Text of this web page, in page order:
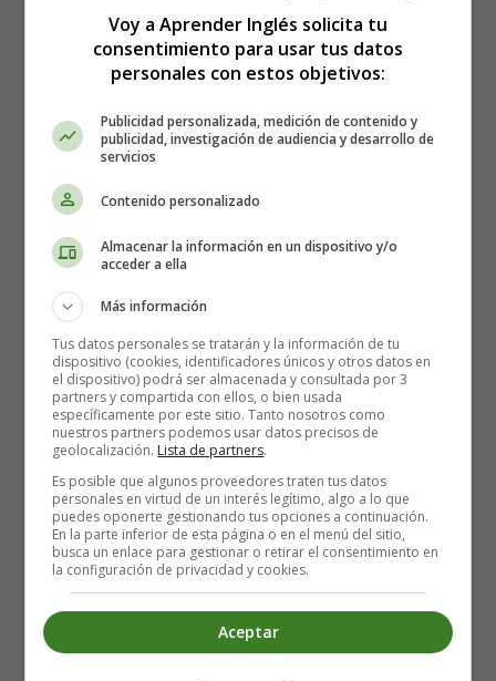
Boy and Father - Carl Sandburg - Father’s
Day poems
Voy a Aprender Inglés solicita tu
consentimiento para usar tus datos
personales con estos objetivos:
Publicidad personalizada, medición de contenido y
publicidad, investigación de audiencia y desarrollo de
servicios
Contenido personalizado
Almacenar la información en un dispositivo y/o
acceder a ella
Más información
Tus datos personales se tratarán y la información de tu
dispositivo (cookies, identificadores únicos y otros datos en
el dispositivo) podrá ser almacenada y consultada por 3
partners y compartida con ellos, o bien usada
específicamente por este sitio. Tanto nosotros como
nuestros partners podemos usar datos precisos de
geolocalización. Lista de partners.
Es posible que algunos proveedores traten tus datos
personales en virtud de un interés legítimo, algo a lo que
puedes oponerte gestionando tus opciones a continuación.
En la parte inferior de esta página o en el menú del sitio,
busca un enlace para gestionar o retirar el consentimiento en
la configuración de privacidad y cookies.
Aceptar